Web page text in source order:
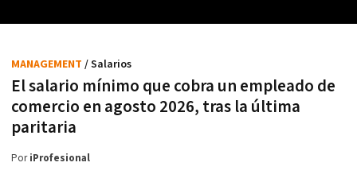
El salario mínimo que cobra un empleado de
comercio en agosto 2026, tras la última
paritaria
MANAGEMENT / Salarios
PoriProfesional